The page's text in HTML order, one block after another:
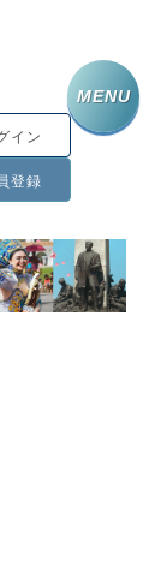
イン
登録
MENU